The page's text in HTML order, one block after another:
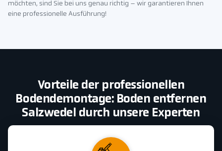
möchten, sind Sie bei uns genau richtig – wir garantieren Ihnen
eine professionelle Ausführung!
Vorteile der professionellen
Bodendemontage: Boden entfernen
Salzwedel durch unsere Experten